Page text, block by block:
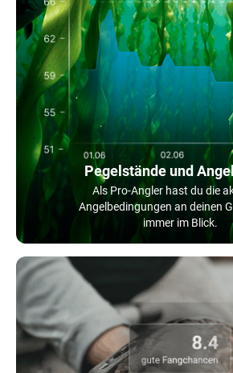
Pegelstände und
Als Pro-Angler hast du die
Angelbedingungen an deinen
immer im Blick.